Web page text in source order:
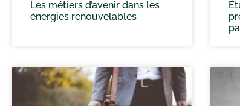
Les métiers d’avenir dans les
énergies renouvelables